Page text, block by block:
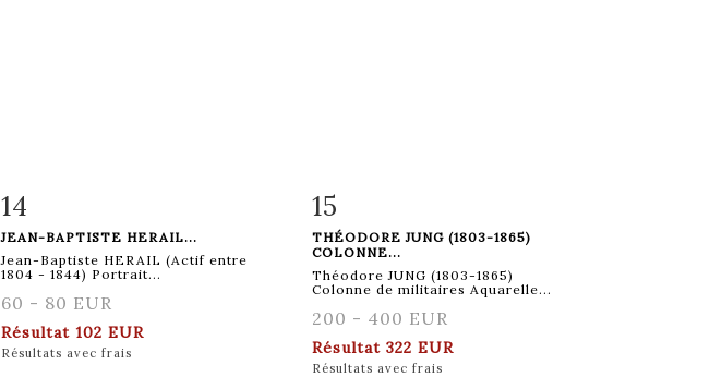
Fiche détaillée
14
JEAN-BAPTISTE HERAIL...
Jean-Baptiste HERAIL (Actif entre
1804 - 1844) Portrait...
60 - 80 EUR
Résultat 102 EUR
Résultats avec frais
Fiche détaillée
15
THÉODORE JUNG (1803-1865)
COLONNE...
Théodore JUNG (1803-1865)
Colonne de militaires Aquarelle...
200 - 400 EUR
Résultat 322 EUR
Résultats avec frais